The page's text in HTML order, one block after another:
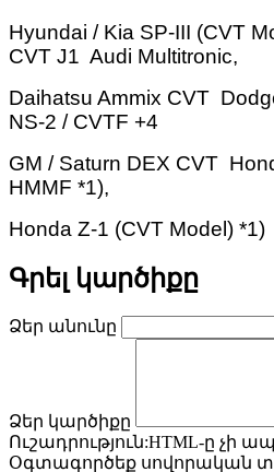
Hyundai / Kia SP-III (CVT
CVT J1 Audi Multitronic,
Daihatsu Ammix CVT
NS-2 / CVTF +4
GM / Saturn DEX CVT
HMMF *1),
Honda Z-1 (CVT Model)
Գրել կարծիքը
Ձեր անունը
Ձեր կարծիքը
Ուշադրություն:HTML-ը չի
Օգտագործեք սովորական